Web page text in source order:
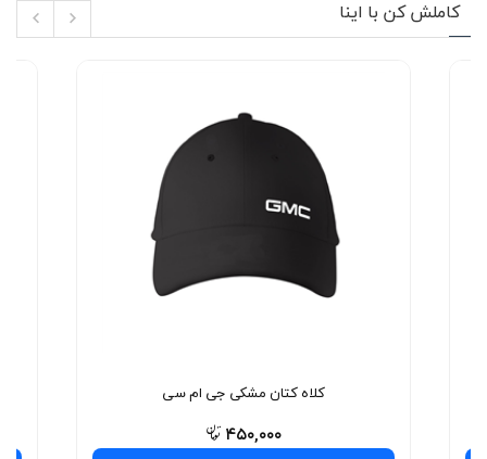
کاملش کن با اینا
کلاه کتان مشکی جی ام سی
۴۵۰,۰۰۰